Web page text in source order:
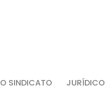
O SINDICATO JURÍDICO